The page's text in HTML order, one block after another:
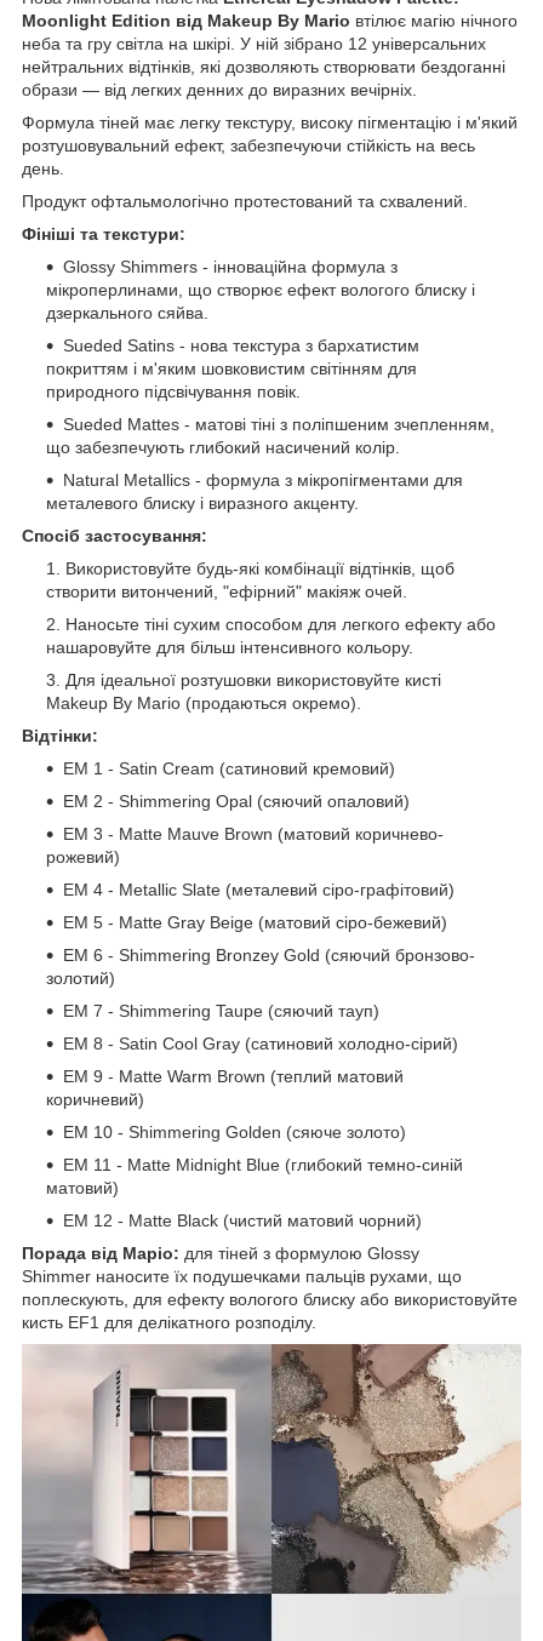
Moonlight Edition від Makeup By Mario втілює магію нічного
неба та гру світла на шкірі. У ній зібрано 12 універсальних
нейтральних відтінків, які дозволяють створювати бездоганні
образи — від легких денних до виразних вечірніх.
Формула тіней має легку текстуру, високу пігментацію і м'який
розтушовувальний ефект, забезпечуючи стійкість на весь
день.
Продукт офтальмологічно протестований та схвалений.
Фініші та текстури:
Glossy Shimmers - інноваційна формула з
мікроперлинами, що створює ефект вологого блиску і
дзеркального сяйва.
Sueded Satins - нова текстура з бархатистим
покриттям і м'яким шовковистим світінням для
природного підсвічування повік.
Sueded Mattes - матові тіні з поліпшеним зчепленням,
що забезпечують глибокий насичений колір.
Natural Metallics - формула з мікропігментами для
металевого блиску і виразного акценту.
Спосіб застосування:
Використовуйте будь-які комбінації відтінків, щоб
створити витончений, "ефірний" макіяж очей.
Наносьте тіні сухим способом для легкого ефекту або
нашаровуйте для більш інтенсивного кольору.
Для ідеальної розтушовки використовуйте кисті
Makeup By Mario (продаються окремо).
Відтінки:
EM 1 - Satin Cream (сатиновий кремовий)
EM 2 - Shimmering Opal (сяючий опаловий)
EM 3 - Matte Mauve Brown (матовий коричнево-
рожевий)
EM 4 - Metallic Slate (металевий сіро-графітовий)
EM 5 - Matte Gray Beige (матовий сіро-бежевий)
EM 6 - Shimmering Bronzey Gold (сяючий бронзово-
золотий)
EM 7 - Shimmering Taupe (сяючий тауп)
EM 8 - Satin Cool Gray (сатиновий холодно-сірий)
EM 9 - Matte Warm Brown (теплий матовий
коричневий)
EM 10 - Shimmering Golden (сяюче золото)
EM 11 - Matte Midnight Blue (глибокий темно-синій
матовий)
EM 12 - Matte Black (чистий матовий чорний)
Порада від Маріо: для тіней з формулою Glossy
Shimmer наносите їх подушечками пальців рухами, що
поплескують, для ефекту вологого блиску або використовуйте
кисть EF1 для делікатного розподілу.